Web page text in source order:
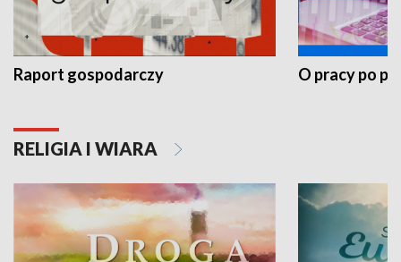
Raport gospodarczy O pracy po
RELIGIA I WIARA